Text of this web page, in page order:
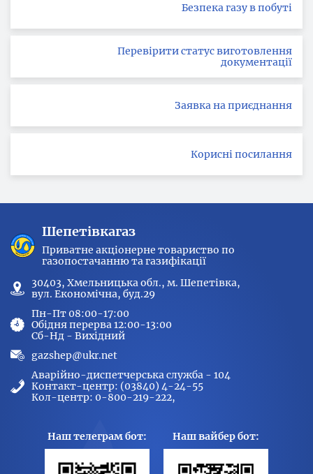
Безпека газу в побуті
Перевірити статус виготовлення
документації
Заявка на приєднання
Корисні посилання
Шепетівкагаз
Приватне акціонерне товариство по
газопостачанню та газифікації
30403, Хмельницька обл., м. Шепетівка,
вул. Економічна, буд.29
Пн-Пт 08:00-17:00
Обідня перерва 12:00-13:00
Сб-Нд - Вихідний
gazshep@ukr.net
Аварійно-диспетчерська служба - 104
Контакт-центр: (03840) 4-24-55
Кол-центр: 0-800-219-222,
Наш телеграм бот: Наш вайбер бот: